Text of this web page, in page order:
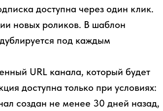
доступна через один клик.
новых роликов. В шаблон
под каждым
URL канала, который будет
доступна только при условиях:
создан не менее 30 дней назад,